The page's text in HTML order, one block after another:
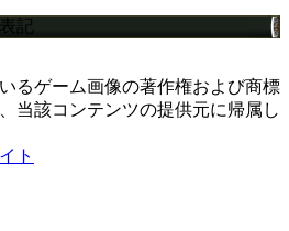
記
るゲーム画像の著作権および商標
当該コンテンツの提供元に帰属し
ト